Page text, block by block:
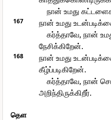
நான் உமது
167
நான் உமது
கர்த்தாவே, நான்
நேசிக்கிறேன்.
168
நான் உமது
கீழ்ப்படிகிறேன்.
கர்த்தாவே, நான்
அறிந்திருக்கிறீர்.
தௌ